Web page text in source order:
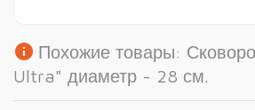
info Похожие товары:
Ultra" диаметр - 28 см.